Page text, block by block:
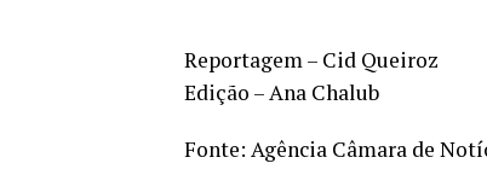
Reportagem – Cid Queiroz
Edição – Ana Chalub
Fonte: Agência Câmara de